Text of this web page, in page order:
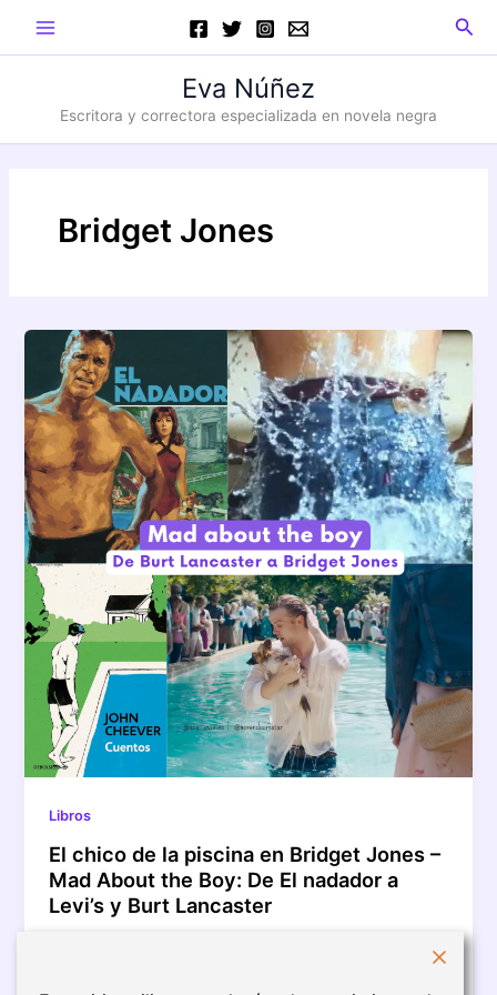
Main
Menu
Eva Núñez
Escritora y correctora especializada en novela negra
Bridget Jones
Libros
El chico de la piscina en Bridget Jones –
Mad About the Boy: De El nadador a
Levi’s y Burt Lancaster
de la familia, y, aunque no esperaba demasiado de la